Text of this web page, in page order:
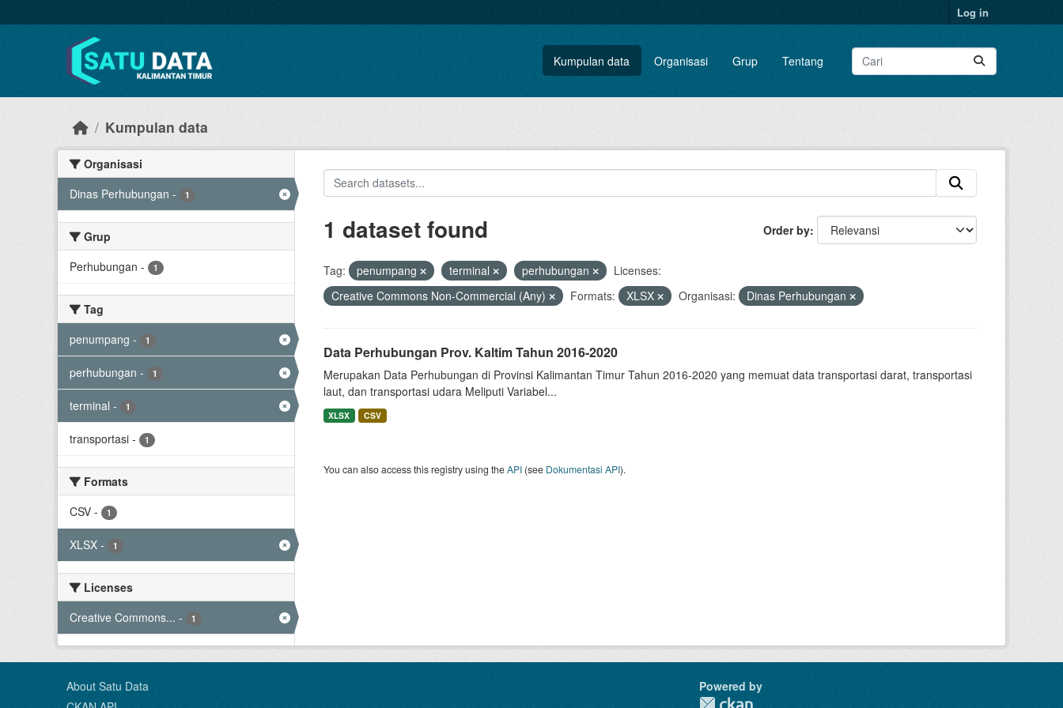
Log in
Kumpulan data Organisasi Grup Tentang
Kumpulan data
Organisasi
Dinas Perhubungan - 1
Grup
Perhubungan - 1
Tag
penumpang - 1
perhubungan - 1
terminal - 1
transportasi - 1
Formats
CSV - 1
XLSX - 1
Licenses
Creative Commons... - 1
Order by
1 dataset found
Tag: penumpang terminal perhubungan
Licenses:
Creative Commons Non-Commercial (Any)
Formats: XLSX Organisasi: Dinas Perhubungan
Data Perhubungan Prov. Kaltim Tahun 2016-2020
Merupakan Data Perhubungan di Provinsi Kalimantan Timur Tahun 2016-2020 yang memuat data transportasi darat, transportasi
laut, dan transportasi udara Meliputi Variabel...
XLSX CSV
You can also access this registry using theAPI(see Dokumentasi API).
About Satu Data
Powered by